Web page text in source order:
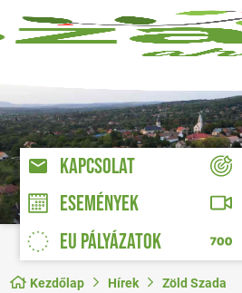
KAPCSOLAT
ESEMÉNYEK
EU PÁLYÁZATOK
Kezdőlap Hírek Zöld Szada